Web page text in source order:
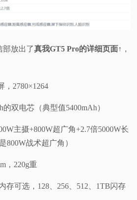
部放出了真我GT5 Pro的详细页面↑，
，2780×1264
的双电芯（典型值5400mAh）
主摄+800W超广角+2.7倍5000W长
800W战术超广角）
，220g重
存可选，128、256、512、1TB闪存